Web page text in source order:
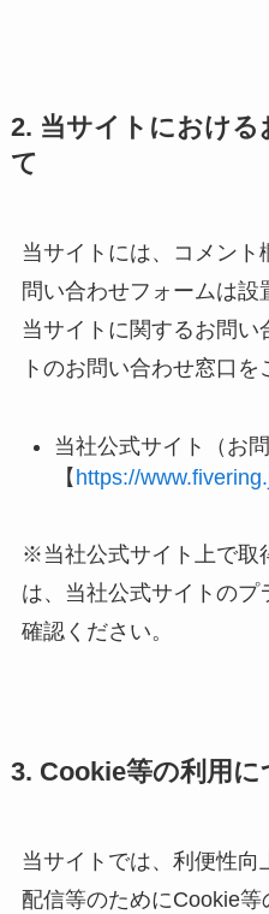
2. 当サイトにおけ
て
当サイトには、コメント
問い合わせフォームは設
当サイトに関するお問い
トのお問い合わせ窓口を
当社公式サイト（お
【 https://
※当社公式サイト上で取
は、当社公式サイトの
確認ください。
3. Cookie等の利用に
当サイトでは、利便性
配信等のためにCookie